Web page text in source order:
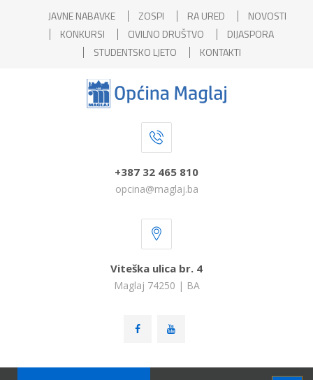
JAVNE NABAVKE ZOSPI RA URED
NOVOSTI
KONKURSI
CIVILNO DRUŠTVO
DIJASPORA
STUDENTSKO LJETO
KONTAKTI
+387 32 465 810
opcina@maglaj.ba
Viteška ulica br. 4
Maglaj 74250 | BA